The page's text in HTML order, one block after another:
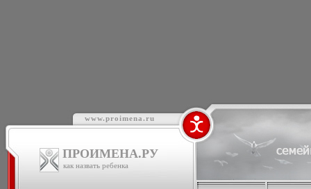
www.proimena.ru
ПРОИМЕНА.РУ
как назвать ребенка